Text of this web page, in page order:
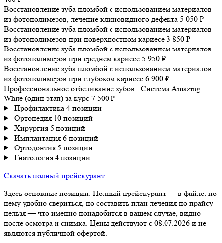
Восстановление зуба пломбой с использованием материалов
из фотополимеров, лечение клиновидного дефекта 5 050 ₽
Восстановление зуба пломбой с использованием материалов
из фотополимеров при поверхностном кариесе 3 850 ₽
Восстановление зуба пломбой с использованием материалов
из фотополимеров при среднем кариесе 5 950 ₽
Восстановление зуба пломбой с использованием материалов
из фотополимеров при глубоком кариесе 6 900 ₽
Профессиональное отбеливание зубов . Система Amazing
White (один этап) за курс 7 500 ₽
Профилактика 4 позиции
Ортопедия 10 позиций
Хирургия 5 позиций
Имплантация 6 позиций
Ортодонтия 5 позиций
Гнатология 4 позиции
Скачать полный прейскурант
Здесь основные позиции. Полный прейскурант — в файле: по
нему удобно свериться, но составить план лечения по прайсу
нельзя — что именно понадобится в вашем случае, видно
после осмотра и снимка. Цены действуют с 08.07.2026 и не
являются публичной офертой.